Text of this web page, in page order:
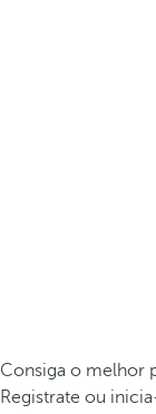
Consiga o melhor
Registrate ou